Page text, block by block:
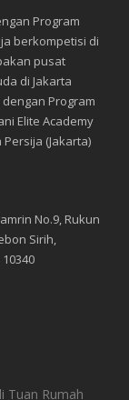
Program
berkompetisi di
pusat
di Jakarta
Program
Elite Academy
Persija (Jakarta)
No.9, Rukun
Sirih,
Tuan Rumah